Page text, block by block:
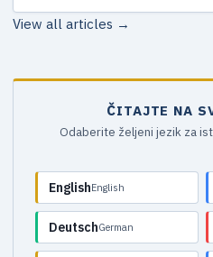
View all articles →
ČITAJTE NA
Odaberite željeni jezik za
EnglishEnglish
DeutschGerman